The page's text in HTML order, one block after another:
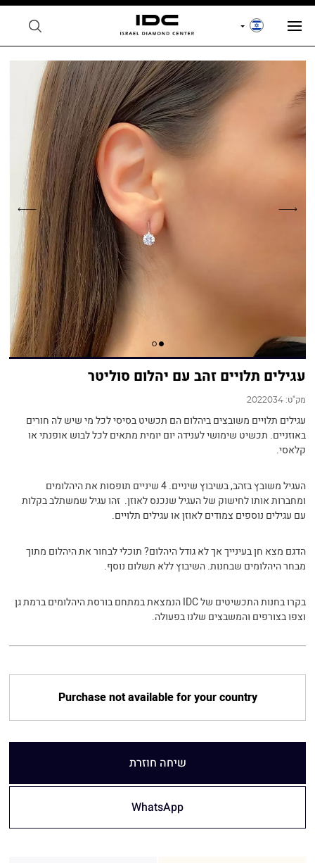
עגילים תלויים זהב עם יהלום סוליטר
מק"ט:2022034
עגילים תלויים משובצים ביהלום הם תכשיט בסיסי לכל מי שיש לה חורים
באוזניים. תכשיט שימושי לענידה יום יומית מתאים לכל לבוש אופנתי או
קלאסי.
העגיל משובץ בזהב, בשיבוץ שיניים. 4 שיניים תופסות את היהלומים
ומחברות אותו לחישוק של העגיל שנכנס לאוזן. זהו עגיל שמשתלב בקלות
עם עגילים נוספים צמודים לאוזן או עגילים תלויים.
הדגם מצא חן בעינייך אך לא גודל היהלום? תוכלי לבחור את היהלום מתוך
מבחר היהלומים שבחנות. השיבוץ ללא תשלום נוסף.
בקרו בחנות התכשיטים של IDC הנמצאת במתחם בורסת היהלומים ברמת גן
וצפו בצורפים והמשבצים שלנו בפעולה.
Purchase not available for your country
שיחה חוזרת
WhatsApp